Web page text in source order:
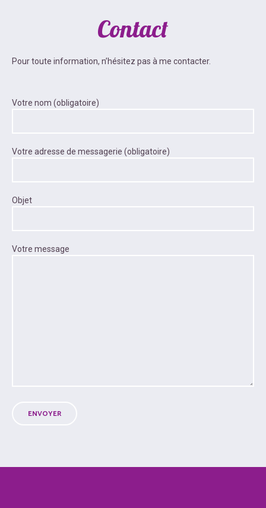
Contact
Pour toute information, n’hésitez pas à me contacter.
Votre nom (obligatoire)
Votre adresse de messagerie (obligatoire)
Objet
Votre message